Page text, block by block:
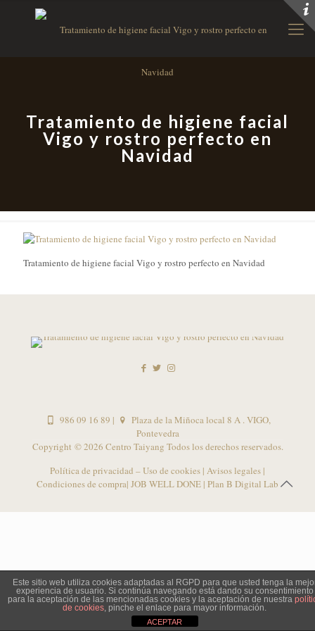
Tratamiento de higiene facial
Vigo y rostro perfecto en
Navidad
Tratamiento de higiene facial Vigo y rostro perfecto en Navidad
986 09 16 89 |
Plaza de la Miñoca local 8 A . VIGO,
Pontevedra
Copyright ©2026 Centro Taiyang Todos los derechos reservados.
Política de privacidad – Uso de cookies | Avisos legales |
Condiciones de compra| JOB WELL DONE | Plan B Digital Lab
Este sitio web utiliza cookies adaptadas al RGPD para que usted tenga la
experiencia de usuario. Si continúa navegando está dando su consentimiento
para la aceptación de las mencionadas cookies y la aceptación de nuestra
de cookies, pinche el enlace para mayor información.
ACEPTAR